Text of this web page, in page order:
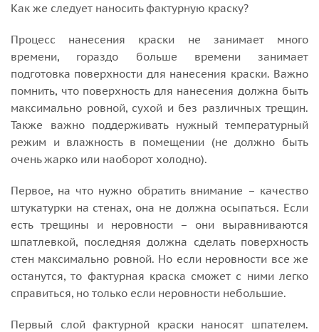
Как же следует наносить фактурную краску?
Процесс нанесения краски не занимает много
времени, гораздо больше времени занимает
подготовка поверхности для нанесения краски. Важно
помнить, что поверхность для нанесения должна быть
максимально ровной, сухой и без различных трещин.
Также важно поддерживать нужный температурный
режим и влажность в помещении (не должно быть
очень жарко или наоборот холодно).
Первое, на что нужно обратить внимание – качество
штукатурки на стенах, она не должна осыпаться. Если
есть трещины и неровности – они выравниваются
шпатлевкой, последняя должна сделать поверхность
стен максимально ровной. Но если неровности все же
останутся, то фактурная краска сможет с ними легко
справиться, но только если неровности небольшие.
Первый слой фактурной краски наносят шпателем.